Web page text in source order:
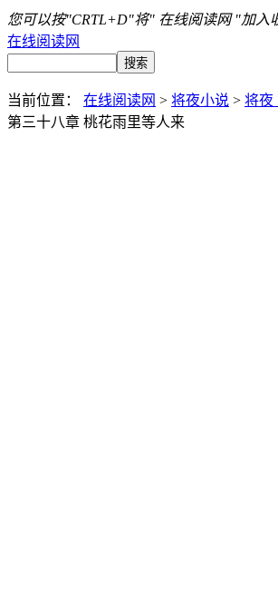
您可以按"CRTL+D"将" 在线阅读网 "加入
在线阅读网
当前位置： 在线阅读网 > 将夜小说 > 将夜
第三十八章 桃花雨里等人来